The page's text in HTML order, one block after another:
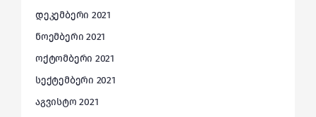
დეკემბერი 2021
ნოემბერი 2021
ოქტომბერი 2021
სექტემბერი 2021
აგვისტო 2021